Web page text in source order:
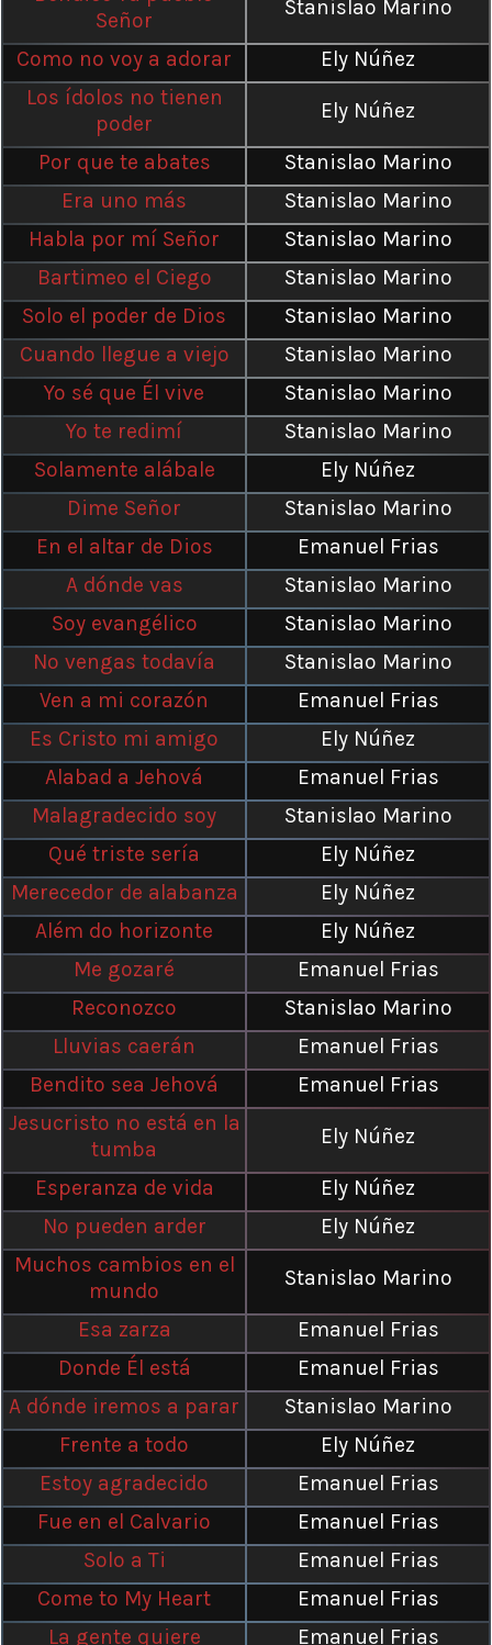
Señor
Stanislao Marino
Como no voy a adorar
Ely Núñez
Los ídolos no tienen
poder
Ely Núñez
Por que te abates
Stanislao Marino
Era uno más
Stanislao Marino
Habla por mí Señor
Stanislao Marino
Bartimeo el Ciego
Stanislao Marino
Solo el poder de Dios
Stanislao Marino
Cuando llegue a viejo
Stanislao Marino
Yo sé que Él vive
Stanislao Marino
Yo te redimí
Stanislao Marino
Solamente alábale
Ely Núñez
Dime Señor
Stanislao Marino
En el altar de Dios
Emanuel Frias
A dónde vas
Stanislao Marino
Soy evangélico
Stanislao Marino
No vengas todavía
Stanislao Marino
Ven a mi corazón
Emanuel Frias
Es Cristo mi amigo
Ely Núñez
Alabad a Jehová
Emanuel Frias
Malagradecido soy
Stanislao Marino
Qué triste sería
Ely Núñez
Merecedor de alabanza
Ely Núñez
Além do horizonte
Ely Núñez
Me gozaré
Emanuel Frias
Reconozco
Stanislao Marino
Lluvias caerán
Emanuel Frias
Bendito sea Jehová
Emanuel Frias
Jesucristo no está en la
tumba
Ely Núñez
Esperanza de vida
Ely Núñez
No pueden arder
Ely Núñez
Muchos cambios en el
mundo
Stanislao Marino
Esa zarza
Emanuel Frias
Donde Él está
Emanuel Frias
A dónde iremos a parar
Stanislao Marino
Frente a todo
Ely Núñez
Estoy agradecido
Emanuel Frias
Fue en el Calvario
Emanuel Frias
Solo a Ti
Emanuel Frias
Come to My Heart
Emanuel Frias
La gente quiere
Emanuel Frias